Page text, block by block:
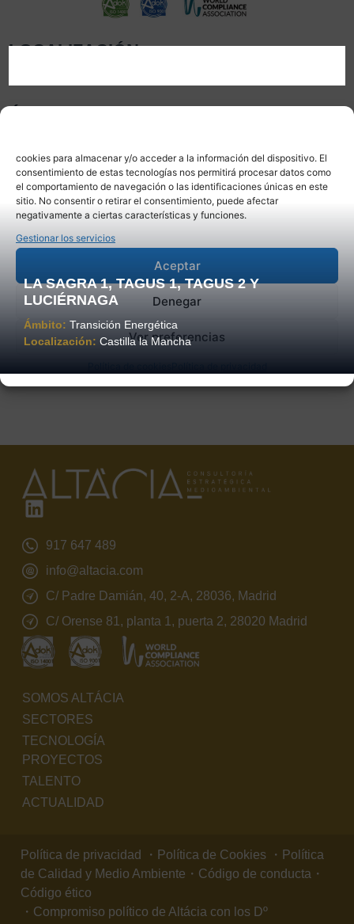
cookies para almacenar y/o acceder a la información del dispositivo. El
consentimiento de estas tecnologías nos permitirá procesar datos como
el comportamiento de navegación o las identificaciones únicas en este
sitio. No consentir o retirar el consentimiento, puede afectar
negativamente a ciertas características y funciones.
Gestionar los servicios
Aceptar
Denegar
Ver preferencias
LOCALIZACIÓN
LA SAGRA 1, TAGUS 1, TAGUS 2 Y
LUCIÉRNAGA
Ámbito: Transición Energética
Localización: Castilla la Mancha
917 647 489
info@altacia.com
C/ Padre Damián, 40, 2-A, 28036, Madrid
C/ Orense 81, planta 1, puerta 2, 28020 Madrid
SOMOS ALTÁCIA
SECTORES
TECNOLOGÍA
PROYECTOS
TALENTO
ACTUALIDAD
Política de privacidad ・ Política de Cookies ・ Política
de Calidad y Medio Ambiente ・ Código de conducta ・
Código ético
・ Compromiso político de Altácia con los Dº